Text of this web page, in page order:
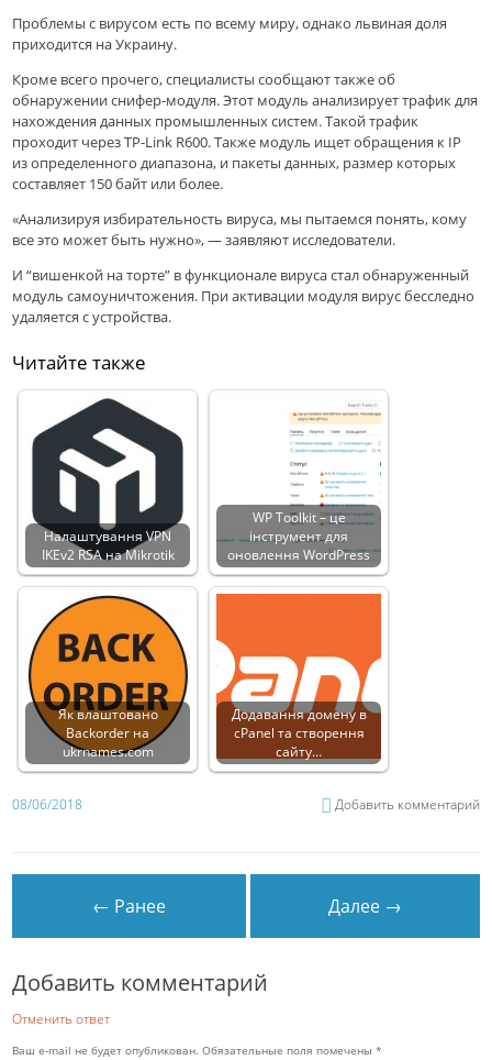
Проблемы с вирусом есть по всему миру, однако львиная доля
приходится на Украину.
Кроме всего прочего, специалисты сообщают также об
обнаружении снифер-модуля. Этот модуль анализирует трафик для
нахождения данных промышленных систем. Такой трафик
проходит через TP-Link R600. Также модуль ищет обращения к IP
из определенного диапазона, и пакеты данных, размер которых
составляет 150 байт или более.
«Анализируя избирательность вируса, мы пытаемся понять, кому
все это может быть нужно», — заявляют исследователи.
И “вишенкой на торте” в функционале вируса стал обнаруженный
модуль самоуничтожения. При активации модуля вирус бесследно
удаляется с устройства.
Читайте также
Налаштування VPN
IKEv2 RSA на Mikrotik
WP Toolkit – це
інструмент для
оновлення WordPress
Як влаштовано
Backorder на
ukrnames.com
Додавання домену в
cPanel та створення
сайту…
08/06/2018 Добавить комментарий
← Ранее Далее →
Добавить комментарий
Отменить ответ
Ваш e-mail не будет опубликован. Обязательные поля помечены*